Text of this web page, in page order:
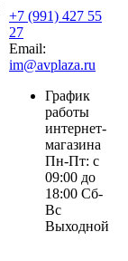
+7 (991) 427 55
27
Email:
im@avplaza.ru
График
работы
интернет-
магазина
Пн-Пт: с
09:00 до
18:00 Сб-
Вс
Выходной